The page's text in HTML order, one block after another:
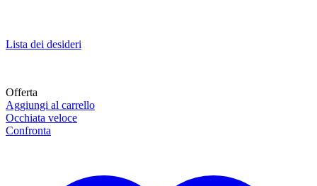
Lista dei desideri
Offerta
Aggiungi al carrello
Occhiata veloce
Confronta